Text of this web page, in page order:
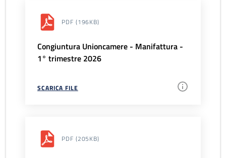
PDF (196KB)
Congiuntura Unioncamere - Manifattura -
1° trimestre 2026
SCARICA FILE
PDF (205KB)